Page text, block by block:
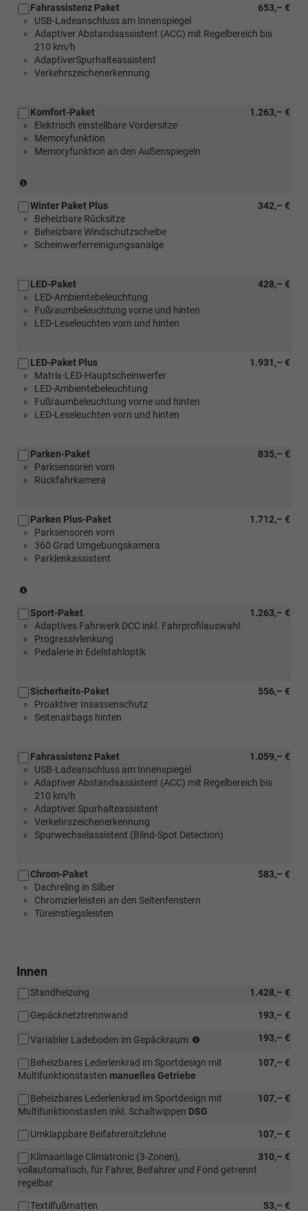
653,– €
Fahrassistenz Paket
USB-Ladeanschluss am Innenspiegel
Adaptiver Abstandsassistent (ACC) mit Regelbereich bis
210 km/h
AdaptiverSpurhalteassistent
Verkehrszeichenerkennung
1.263,– €
Komfort-Paket
Elektrisch einstellbare Vordersitze
Memoryfunktion
Memoryfunktion an den Außenspiegeln
Verbindung
mit
[P5L]
Simply
Paket)
(nur
in
Verbindung
Design
Selection
Eco
Suite
Mocca
Design
Selection
Lodge
Design
Selection
Lounge
und
oder
[P5I]
LED-
Paket
342,– €
Winter Paket Plus
Beheizbare Rücksitze
Beheizbare Windschutzscheibe
Scheinwerferreinigungsanalge
428,– €
LED-Paket
LED-Ambientebeleuchtung
Fußraumbeleuchtung vorne und hinten
LED-Leseleuchten vorn und hinten
1.931,– €
LED-Paket Plus
Matrix-LED-Hauptscheinwerfer
LED-Ambientebeleuchtung
Fußraumbeleuchtung vorne und hinten
LED-Leseleuchten vorn und hinten
835,– €
Parken-Paket
Parksensoren vorn
Rückfahrkamera
1.712,– €
Parken Plus-Paket
Parksensoren vorn
360 Grad Umgebungskamera
Parklenkassistent
Verbindung
mit
[4E6]
Elektrische
[W5C]
Kessy
oder
mit
Diebstahlwarnanlage
und
[PL4]
LED-
Paket
oder
Paket
Plus)
1.263,– €
Sport-Paket
Adaptives Fahrwerk DCC inkl. Fahrprofilauswahl
Progressivlenkung
Pedalerie in Edelstahloptik
556,– €
Sicherheits-Paket
Proaktiver Insassenschutz
Seitenairbags hinten
1.059,– €
Fahrassistenz Paket
USB-Ladeanschluss am Innenspiegel
Adaptiver Abstandsassistent (ACC) mit Regelbereich bis
210 km/h
Adaptiver Spurhalteassistent
Verkehrszeichenerkennung
Spurwechselassistent (Blind-Spot Detection)
583,– €
Chrom-Paket
Dachreling in Silber
Chromzierleisten an den Seitenfenstern
Türeinstiegsleisten
Innen
1.428,– €
Standheizung
193,– €
Gepäcknetztrennwand
193,– €
Variabler Ladeboden im Gepäckraum
Verbindung
4x4
Antrieb)
107,– €
Beheizbares Lederlenkrad im Sportdesign mit
Multifunktionstasten manuelles Getriebe
107,– €
Beheizbares Lederlenkrad im Sportdesign mit
Multifunktionstasten inkl. Schaltwippen DSG
107,– €
Umklappbare Beifahrersitzlehne
310,– €
Klimaanlage Climatronic (3-Zonen),
vollautomatisch, für Fahrer, Beifahrer und Fond getrennt
regelbar
53,– €
Textilfußmatten